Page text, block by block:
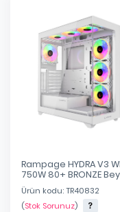
Rampage HYDRA V3
750W 80+ BRONZE
7*12cm RGB Fan ATX
Oyuncu Kasası
Ürün kodu: TR40832
(Stok Sorunuz)